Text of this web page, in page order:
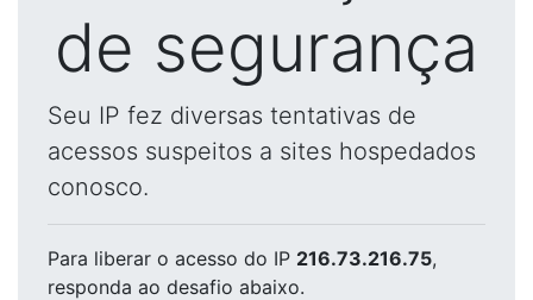
de segurança
Seu IP fez diversas tentativas de
acessos suspeitos a sites hospedados
conosco.
Para liberar o acesso do IP 216.73.216.75,
responda ao desafio abaixo.